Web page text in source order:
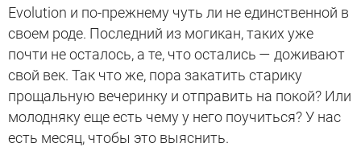
Evolution и по-прежнему чуть ли не единственной в
своем роде. Последний из могикан, таких уже
почти не осталось, а те, что остались — доживают
свой век. Так что же, пора закатить старику
прощальную вечеринку и отправить на покой? Или
молодняку еще есть чему у него поучиться? У нас
есть месяц, чтобы это выяснить.